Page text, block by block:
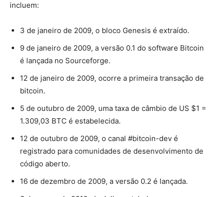
incluem:
3 de janeiro de 2009, o bloco Genesis é extraído.
9 de janeiro de 2009, a versão 0.1 do software Bitcoin
é lançada no Sourceforge.
12 de janeiro de 2009, ocorre a primeira transação de
bitcoin.
5 de outubro de 2009, uma taxa de câmbio de US $1 =
1.309,03 BTC é estabelecida.
12 de outubro de 2009, o canal #bitcoin-dev é
registrado para comunidades de desenvolvimento de
código aberto.
16 de dezembro de 2009, a versão 0.2 é lançada.